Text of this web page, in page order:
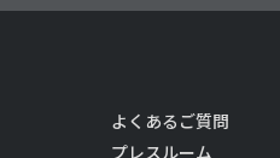
よくあるご質問
プレスルーム